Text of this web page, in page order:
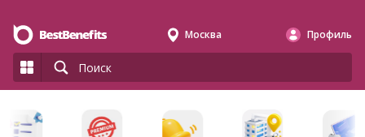
Москва Профиль